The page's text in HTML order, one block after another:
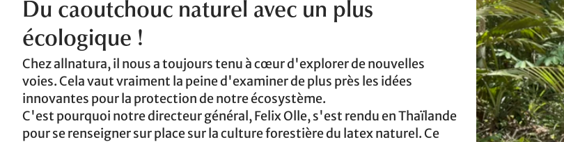
Du caoutchouc naturel avec un plus
écologique !
Chez allnatura, il nous a toujours tenu à cœur d'explorer de nouvelles
voies. Cela vaut vraiment la peine d'examiner de plus près les idées
innovantes pour la protection de notre écosystème.
C'est pourquoi notre directeur général, Felix Olle, s'est rendu en Thaïlande
pour se renseigner sur place sur la culture forestière du latex naturel. Ce